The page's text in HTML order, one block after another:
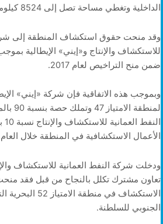
الداخلية وتغطي مساحة تصل إلى 8524 كيلومترا مربعا.
وقد منحت حقوق استكشاف المنطقة إلى
للاستكشاف والإنتاج و«إيني» الإيطالية
ضمن منح التراخيص لعام 2017.
وبموجب هذه الاتفاقية فإن شركة «إيني»
لمنطقة
الأعمال الاستكشافية في المنطقة خلال
ودخلت شركة النفط العمانية للاستكشاف
تعاون مشترك تكلل بالنجاح من قبل فقد
الاستكشاف في
الجنوبي للسلطنة.